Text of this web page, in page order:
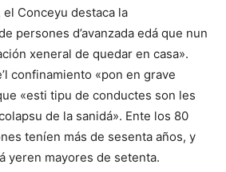
Conceyu destaca la
persones d’avanzada edá que nun
xeneral de quedar en casa».
confinamiento «pon en grave
«esti tipu de conductes son les
de la sanidá». Ente los 80
teníen más de sesenta años, y
yeren mayores de setenta.